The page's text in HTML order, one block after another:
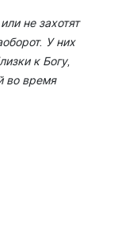
не захотят
У них
к Богу,
во время